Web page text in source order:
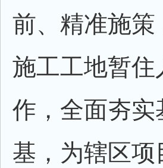
前、精准施
施工工地暂
作，全面夯
基，为辖区